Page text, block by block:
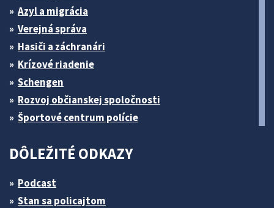
Azyl a migrácia
Verejná správa
Hasiči a záchranári
Krízové riadenie
Schengen
Rozvoj občianskej spoločnosti
Športové centrum polície
DÔLEŽITÉ ODKAZY
Podcast
Stan sa policajtom